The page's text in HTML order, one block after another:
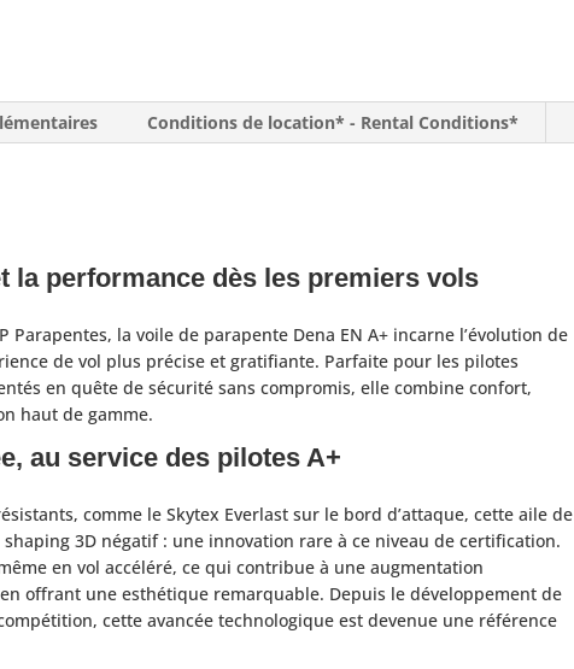
Conditions de location* - Rental Conditions*
la performance dès les premiers vols
Parapentes, la voile de parapente Dena EN A+ incarne l’évolution de
de vol plus précise et gratifiante. Parfaite pour les pilotes
en quête de sécurité sans compromis, elle combine confort,
haut de gamme.
au service des pilotes A+
comme le Skytex Everlast sur le bord d’attaque, cette aile de
3D négatif : une innovation rare à ce niveau de certification.
en vol accéléré, ce qui contribue à une augmentation
offrant une esthétique remarquable. Depuis le développement de
cette avancée technologique est devenue une référence